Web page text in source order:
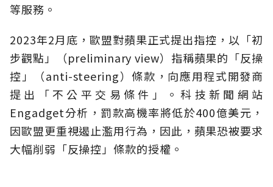
等服務。
2023年2月底，歐盟對蘋果正式提出指控，以「初
步觀點」（preliminary view）指稱蘋果的「反操
控」（anti-steering）條款，向應用程式開發商
提出「不公平交易條件」。科技新聞網站
Engadget分析，罰款高機率將低於400億美元，
因歐盟更重視遏止濫用行為，因此，蘋果恐被要求
大幅削弱「反操控」條款的授權。